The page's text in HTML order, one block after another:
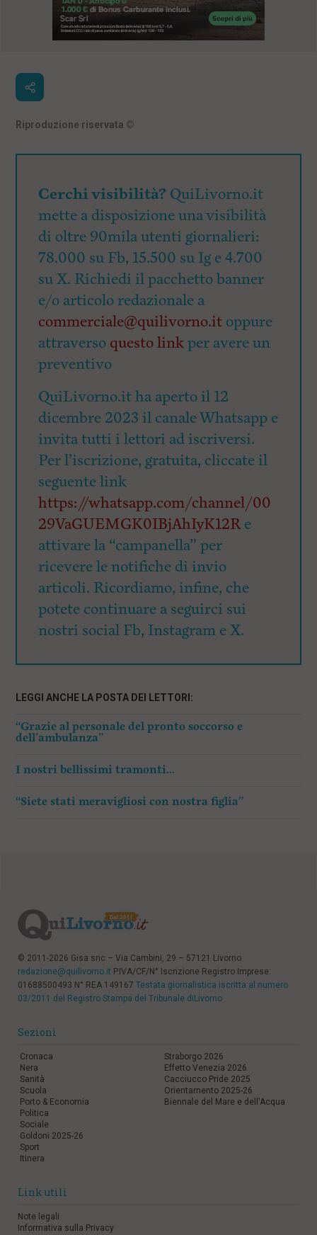
Riproduzione riservata ©
Cerchi visibilità? QuiLivorno.it
mette a disposizione una visibilità
di oltre 90mila utenti giornalieri:
78.000 su Fb, 15.500 su Ig e 4.700
su X. Richiedi il pacchetto banner
e/o articolo redazionale a
commerciale@quilivorno.it oppure
attraverso questo linkper avere un
preventivo
QuiLivorno.it ha aperto il 12
dicembre 2023 il canale Whatsapp e
invita tutti i lettori ad iscriversi.
Per l’iscrizione, gratuita, cliccate il
seguente link
https://whatsapp.com/channel/00
29VaGUEMGK0IBjAhIyK12Re
attivare la “campanella” per
ricevere le notifiche di invio
articoli. Ricordiamo, infine, che
potete continuare a seguirci sui
nostri social Fb, Instagram e X.
LEGGI ANCHE LA POSTA DEI LETTORI:
“Grazie al personale del pronto soccorso e
dell’ambulanza”
I nostri bellissimi tramonti…
“Siete stati meravigliosi con nostra figlia”
© 2011-2026 Gisa snc – Via Cambini, 29 – 57121 Livorno
redazione@quilivorno.it P.IVA/CF/N° Iscrizione Registro Imprese:
01688500493 N° REA 149167 Testata giornalistica iscritta al numero
03/2011 del Registro Stampa del Tribunale diLivorno
Sezioni
Cronaca
Nera
Sanità
Scuola
Porto & Economia
Politica
Sociale
Goldoni 2025-26
Sport
Itinera
Straborgo 2026
Effetto Venezia 2026
Cacciucco Pride 2025
Orientamento 2025-26
Biennale del Mare e dell'Acqua
Link utili
Note legali
Informativa sulla Privacy